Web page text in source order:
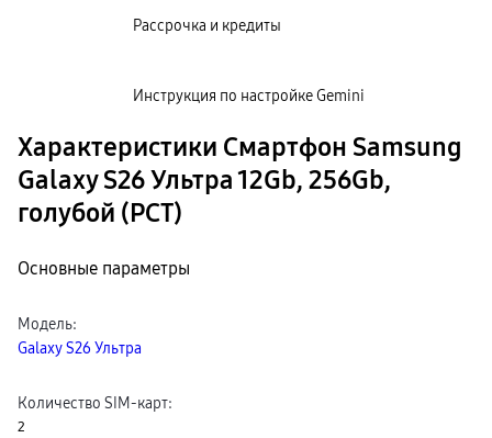
Рассрочка и кредиты
Инструкция по настройке Gemini
Характеристики Смартфон Samsung
Galaxy S26 Ультра 12Gb, 256Gb,
голубой (РСТ)
Основные параметры
Модель:
Galaxy S26 Ультра
Количество SIM-карт:
2